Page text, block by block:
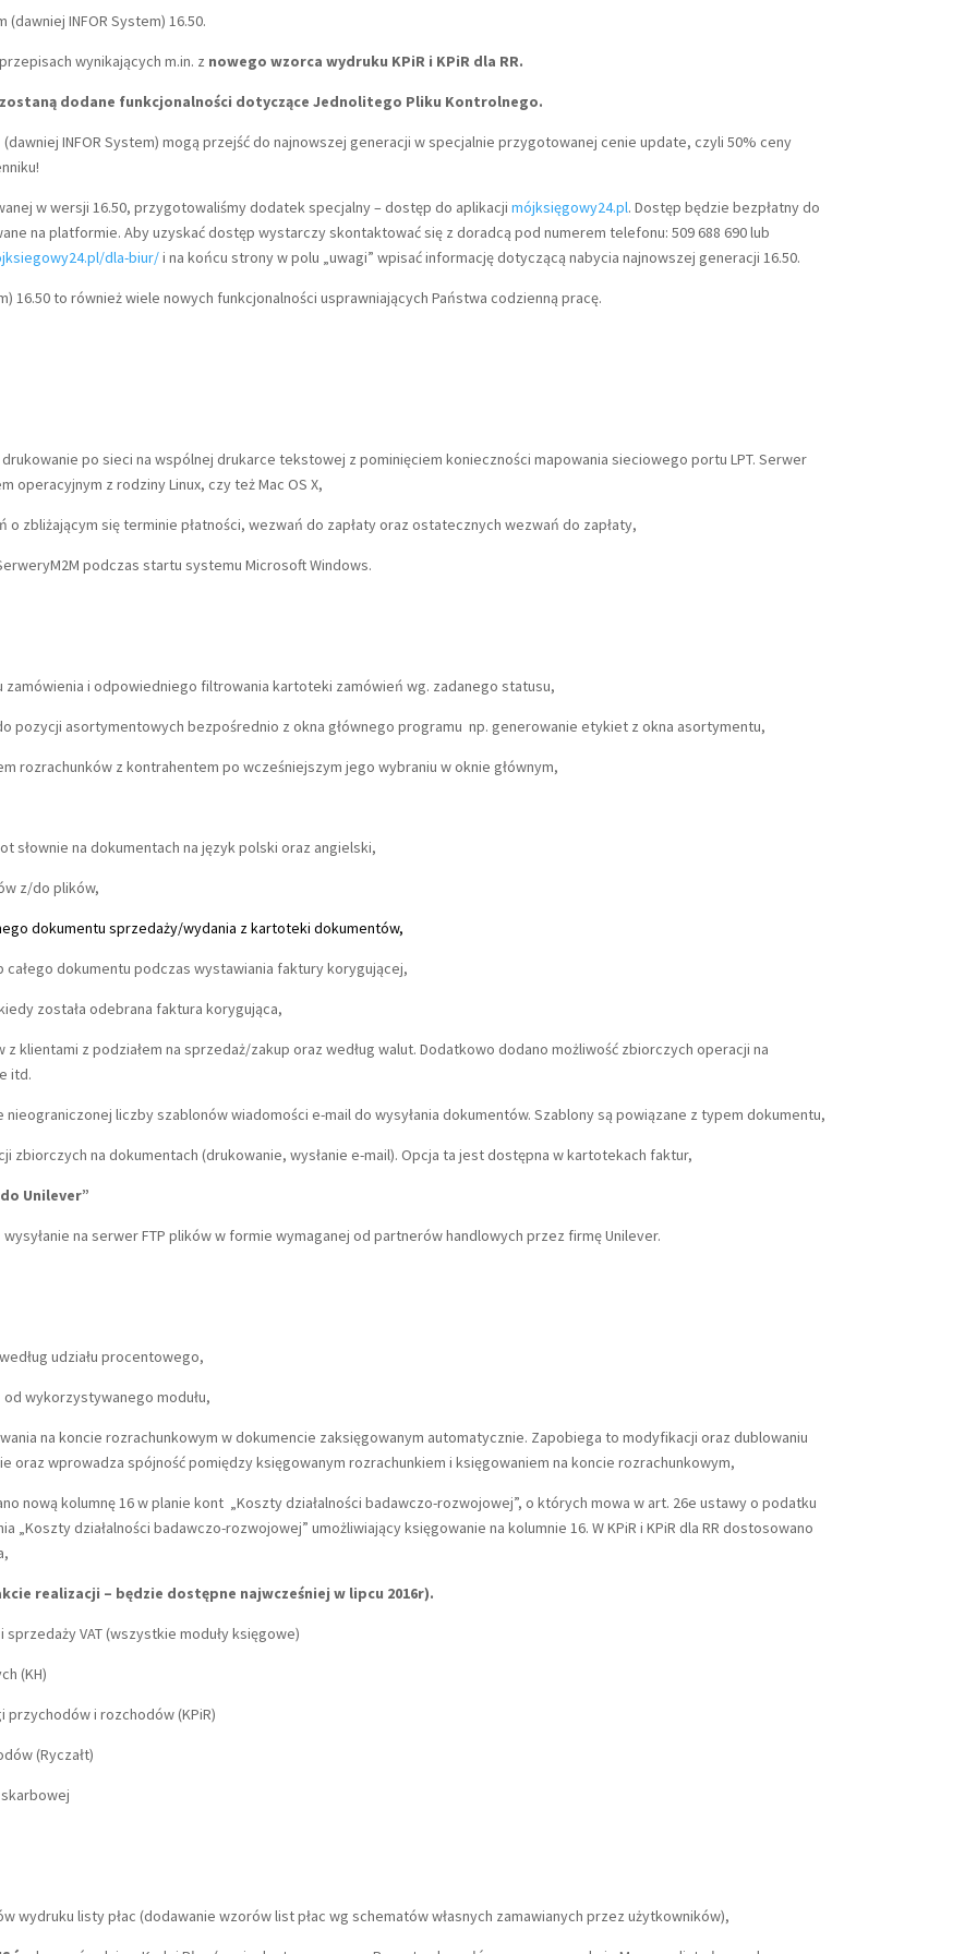
INFOR System) 16.50.
wynikających m.in. z nowego wzorca wydruku KPiR i KPiR dla RR.
dodane funkcjonalności dotyczące Jednolitego Pliku Kontrolnego.
INFOR System) mogą przejść do najnowszej generacji w specjalnie przygotowanej cenie update, czyli 50% ceny
w wersji 16.50, przygotowaliśmy dodatek specjalny – dostęp do aplikacjimójksięgowy24.pl. Dostęp będzie bezpłatny do
na platformie. Aby uzyskać dostęp wystarczy skontaktować się z doradcą pod numerem telefonu: 509 688 690 lub
dla-biur/i na końcu strony w polu „uwagi” wpisać informację dotyczącą nabycia najnowszej generacji 16.50.
16.50 to również wiele nowych funkcjonalności usprawniających Państwa codzienną pracę.
po sieci na wspólnej drukarce tekstowej z pominięciem konieczności mapowania sieciowego portu LPT. Serwer
operacyjnym z rodziny Linux, czy też Mac OS X,
zbliżającym się terminie płatności, wezwań do zapłaty oraz ostatecznych wezwań do zapłaty,
podczas startu systemu Microsoft Windows.
i odpowiedniego filtrowania kartoteki zamówień wg. zadanego statusu,
pozycji asortymentowych bezpośrednio z okna głównego programu np. generowanie etykiet z okna asortymentu,
rozrachunków z kontrahentem po wcześniejszym jego wybraniu w oknie głównym,
słownie na dokumentach na język polski oraz angielski,
z/do plików,
dokumentu sprzedaży/wydania z kartoteki dokumentów,
dokumentu podczas wystawiania faktury korygującej,
została odebrana faktura korygująca,
klientami z podziałem na sprzedaż/zakup oraz według walut. Dodatkowo dodano możliwość zbiorczych operacji na
itd.
liczby szablonów wiadomości e-mail do wysyłania dokumentów. Szablony są powiązane z typem dokumentu,
zbiorczych na dokumentach (drukowanie, wysłanie e-mail). Opcja ta jest dostępna w kartotekach faktur,
Unilever”
na serwer FTP plików w formie wymaganej od partnerów handlowych przez firmę Unilever.
udziału procentowego,
wykorzystywanego modułu,
na koncie rozrachunkowym w dokumencie zaksięgowanym automatycznie. Zapobiega to modyfikacji oraz dublowaniu
oraz wprowadza spójność pomiędzy księgowanym rozrachunkiem i księgowaniem na koncie rozrachunkowym,
nową kolumnę 16 w planie kont „Koszty działalności badawczo-rozwojowej”, o których mowa w art. 26e ustawy o podatku
działalności badawczo-rozwojowej” umożliwiający księgowanie na kolumnie 16. W KPiR i KPiR dla RR dostosowano
realizacji – będzie dostępne najwcześniej w lipcu 2016r).
VAT (wszystkie moduły księgowe)
(KH)
przychodów i rozchodów (KPiR)
(Ryczałt)
wydruku listy płac (dodawanie wzorów list płac wg schematów własnych zamawianych przez użytkowników),